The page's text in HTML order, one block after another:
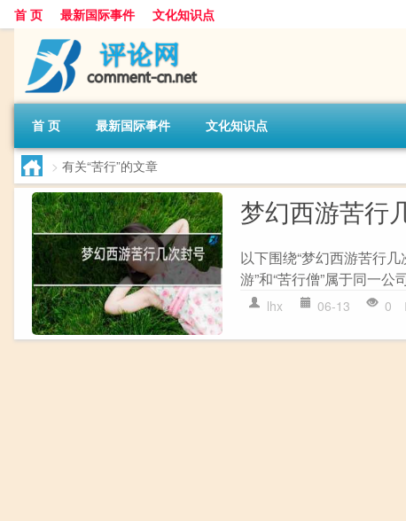
首 页 最新国际事件 文化知识点
首 页 最新国际事件 文化知识点
> 有关“苦行”的文章
梦幻西游苦行
以下围绕“梦幻西游苦行
游”和“苦行僧”属于同一
lhx 06-13 0